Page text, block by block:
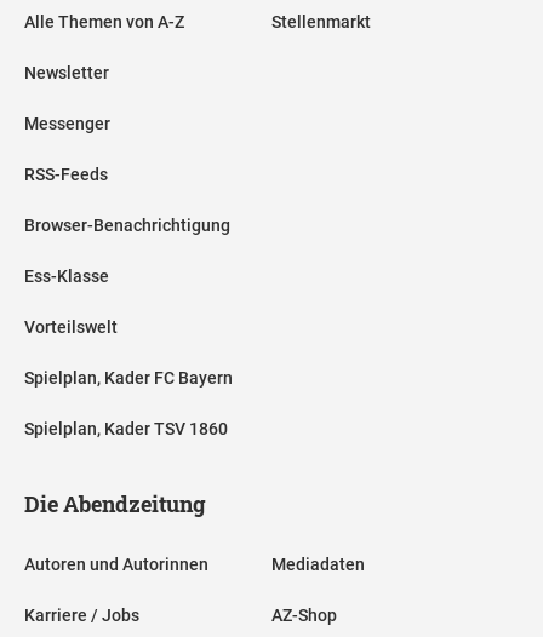
Alle Themen von A-Z
Newsletter
Messenger
RSS-Feeds
Browser-Benachrichtigung
Ess-Klasse
Vorteilswelt
Spielplan, Kader FC Bayern
Spielplan, Kader TSV 1860
Stellenmarkt
Die Abendzeitung
Autoren und Autorinnen
Karriere / Jobs
Mediadaten
AZ-Shop